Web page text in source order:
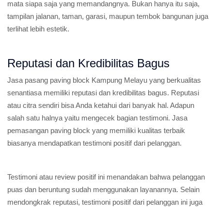
mata siapa saja yang memandangnya. Bukan hanya itu saja,
tampilan jalanan, taman, garasi, maupun tembok bangunan juga
terlihat lebih estetik.
Reputasi dan Kredibilitas Bagus
Jasa pasang paving block Kampung Melayu yang berkualitas
senantiasa memiliki reputasi dan kredibilitas bagus. Reputasi
atau citra sendiri bisa Anda ketahui dari banyak hal. Adapun
salah satu halnya yaitu mengecek bagian testimoni. Jasa
pemasangan paving block yang memiliki kualitas terbaik
biasanya mendapatkan testimoni positif dari pelanggan.
Testimoni atau review positif ini menandakan bahwa pelanggan
puas dan beruntung sudah menggunakan layanannya. Selain
mendongkrak reputasi, testimoni positif dari pelanggan ini juga